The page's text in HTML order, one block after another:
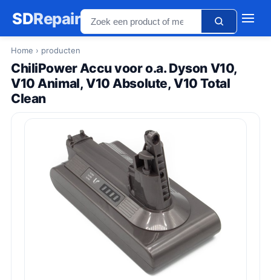
SDRepair
Home › producten
ChiliPower Accu voor o.a. Dyson V10,
V10 Animal, V10 Absolute, V10 Total
Clean